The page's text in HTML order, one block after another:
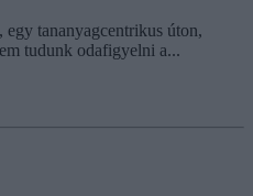
tananyagcentrikus úton,
tudunk odafigyelni a...